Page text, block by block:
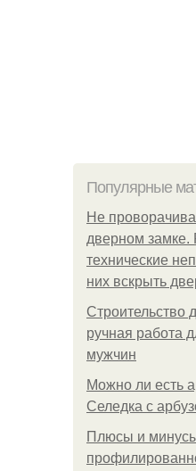
Популярные
Не
дверном замке.
технические
них вскрыть
Строительство
ручная работа
мужчин
Можно ли есть
Селедка с
Плюсы и